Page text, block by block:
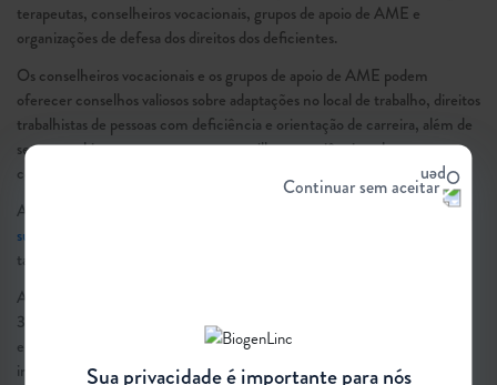
Sua privacidade é importante para nós
Continuar sem aceitar
terapeutas, conselheiros vocacionais, grupos de apoio de AME e
organizações de defesa dos direitos dos deficientes.
Os conselheiros vocacionais e os grupos de apoio de AME podem
oferecer conselhos valiosos sobre adaptações no local de trabalho, direitos
trabalhistas de pessoas com deficiência e orientação de carreira, além de
ser um ambiente seguro para compartilhar experiências e buscar
conselhos.
A família e os amigos desempenham um papel fundamental como
suporte emocional
tarefas diárias e auxiliando na busca por oportunidades de trabalho.
Ao unir os esforços da empresa, rede de apoio e pessoas com AME tipo
3, é possível criar um ambiente de trabalho mais inclusivo, empoderador
e capaz de promover o crescimento e o sucesso profissional desses
indivíduos, e beneficiar a empresa com novas perspectivas. Ao fazer isso,